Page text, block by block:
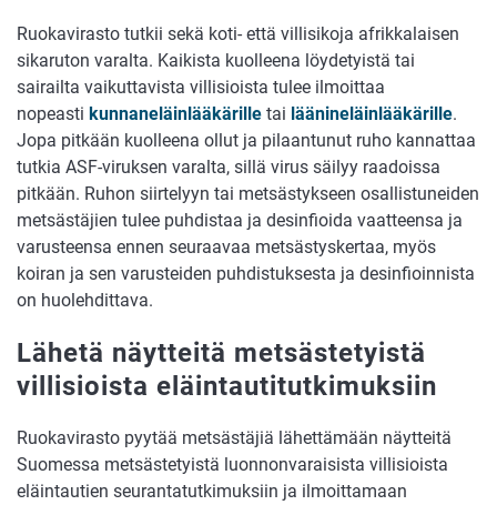
Ruokavirasto tutkii sekä koti- että villisikoja afrikkalaisen
sikaruton varalta. Kaikista kuolleena löydetyistä tai
sairailta vaikuttavista villisioista tulee ilmoittaa
nopeasti kunnaneläinlääkärille tai läänineläinlääkärille.
Jopa pitkään kuolleena ollut ja pilaantunut ruho kannattaa
tutkia ASF-viruksen varalta, sillä virus säilyy raadoissa
pitkään. Ruhon siirtelyyn tai metsästykseen osallistuneiden
metsästäjien tulee puhdistaa ja desinfioida vaatteensa ja
varusteensa ennen seuraavaa metsästyskertaa, myös
koiran ja sen varusteiden puhdistuksesta ja desinfioinnista
on huolehdittava.
Lähetä näytteitä metsästetyistä
villisioista eläintautitutkimuksiin
Ruokavirasto pyytää metsästäjiä lähettämään näytteitä
Suomessa metsästetyistä luonnonvaraisista villisioista
eläintautien seurantatutkimuksiin ja ilmoittamaan